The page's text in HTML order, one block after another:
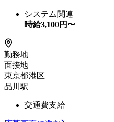
システム関連
時給3,100円〜
勤務地
面接地
東京都港区
品川駅
交通費支給